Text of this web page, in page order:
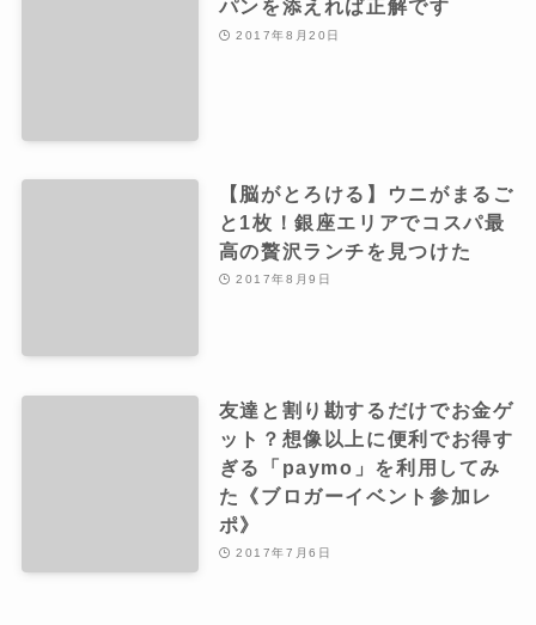
パンを添えれば正解です
2017年8月20日
【脳がとろける】ウニがまるご
と1枚！銀座エリアでコスパ最
高の贅沢ランチを見つけた
2017年8月9日
友達と割り勘するだけでお金ゲ
ット？想像以上に便利でお得す
ぎる「paymo」を利用してみ
た《ブロガーイベント参加レ
ポ》
2017年7月6日